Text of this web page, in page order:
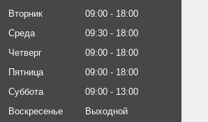
Вторник
09:00
18:00
Среда
09:30
18:00
Четверг
09:00
18:00
Пятница
09:00
18:00
Суббота
09:00
13:00
Воскресенье
Выходной